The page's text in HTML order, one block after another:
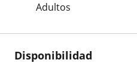
Adultos
Disponibilidad